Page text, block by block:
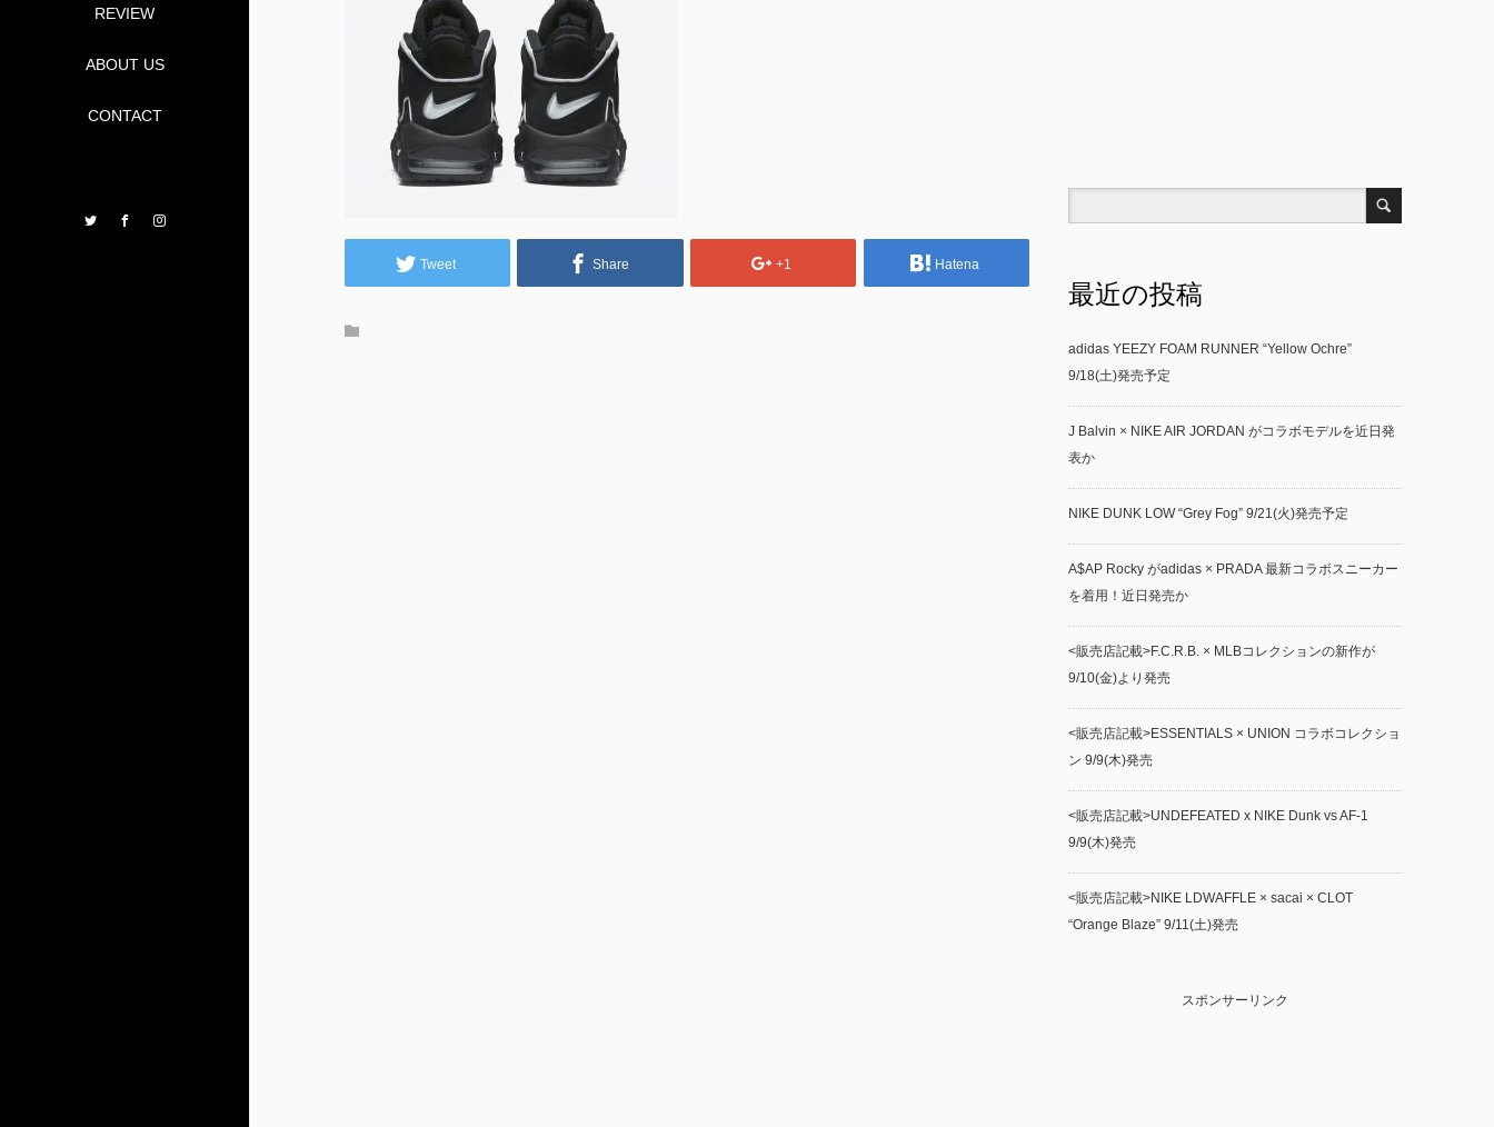
REVIEW
ABOUT US
CONTACT
TwitterFacebook
Tweet Share +1 Hatena
最近の投稿
adidas YEEZY FOAM RUNNER “Yellow Ochre”
9/18(土)発売予定
J Balvin × NIKE AIR JORDAN がコラボモデルを近日発
表か
NIKE DUNK LOW “Grey Fog” 9/21(火)発売予定
A$AP Rocky がadidas × PRADA 最新コラボスニーカー
を着用！近日発売か
<販売店記載>F.C.R.B. × MLBコレクションの新作が
9/10(金)より発売
<販売店記載>ESSENTIALS × UNION コラボコレクショ
ン 9/9(木)発売
<販売店記載>UNDEFEATED x NIKE Dunk vs AF-1
9/9(木)発売
<販売店記載>NIKE LDWAFFLE × sacai × CLOT
“Orange Blaze” 9/11(土)発売
スポンサーリンク